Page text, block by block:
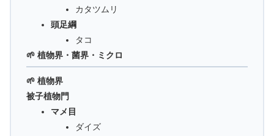
カタツムリ
頭足綱
タコ
🌱 植物界・菌界・ミクロ
🌱 植物界
被子植物門
マメ目
ダイズ